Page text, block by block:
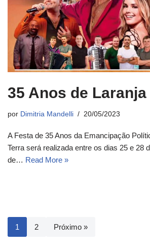
35 Anos de Laranja
por Dimitria Mandelli 20/05/2023
A Festa de 35 Anos da Emancipação
Terra será realizada entre os dias 25 e 28
de… Read More »
1 2 Próximo »